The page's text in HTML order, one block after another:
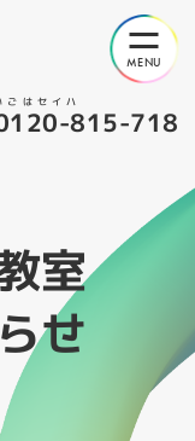
ごはセイハ
815-718
室
せ